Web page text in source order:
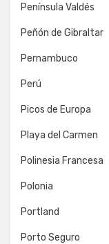
Península Valdés
Peñón de Gibraltar
Pernambuco
Perú
Picos de Europa
Playa del Carmen
Polinesia Francesa
Polonia
Portland
Porto Seguro